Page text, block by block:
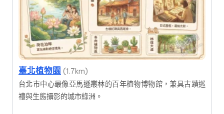
臺北植物園 (1.7km)
台北市中心最像亞馬遜叢林的百年植物博物館，兼具古蹟巡
禮與生態攝影的城市綠洲。